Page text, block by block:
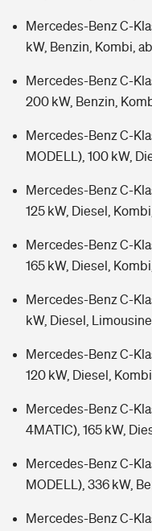
Mercedes-Benz C-
kW, Benzin, Kombi,
Mercedes-Benz C-
200 kW, Benzin,
Mercedes-Benz C-
MODELL), 100 kW,
Mercedes-Benz C-
125 kW, Diesel,
Mercedes-Benz C-
165 kW, Diesel,
Mercedes-Benz C-
kW, Diesel,
Mercedes-Benz C-
120 kW, Diesel,
Mercedes-Benz C-
4MATIC), 165 kW,
Mercedes-Benz C-
MODELL), 336 kW,
Mercedes-Benz C-